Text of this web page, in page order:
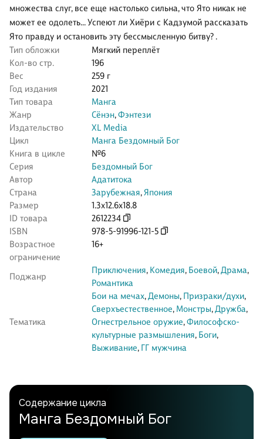
множества слуг, все еще настолько сильна, что Ято никак не
может ее одолеть... Успеют ли Хиёри с Кадзумой рассказать
Ято правду и остановить эту бессмысленную битву? .
Тип обложки
Мягкий переплёт
Кол-во стр.
196
Вес
259 г
Год издания
2021
Тип товара
Манга
Жанр
Сёнэн,Фэнтези
Издательство
XL Media
Цикл
Манга Бездомный Бог
Книга в цикле
№6
Серия
Бездомный Бог
Автор
Адатитока
Страна
Зарубежная,Япония
Размер
1.3x12.6x18.8
ID товара
2612234
ISBN
978-5-91996-121-5
Возрастное
ограничение
16+
Поджанр
Приключения, Комедия, Боевой,Драма,
Романтика
Тематика
Бои на мечах,Демоны, Призраки/духи,
Сверхъестественное, Монстры,Дружба,
Огнестрельное оружие,Философско-
культурные размышления, Боги,
Выживание, ГГ мужчина
Содержание цикла
Манга Бездомный Бог